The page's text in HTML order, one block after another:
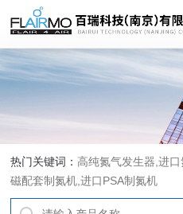
热门关键词： 高纯氮气发生器,进
磁配套制氮机,进口PSA制氮机